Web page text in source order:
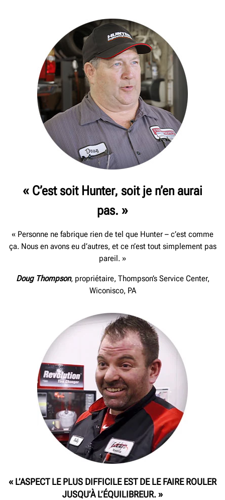
« C’est soit Hunter, soit je n’en aurai
pas. »
« Personne ne fabrique rien de tel que Hunter – c’est comme
ça. Nous en avons eu d’autres, et ce n’est tout simplement pas
pareil. »
Doug Thompson, propriétaire, Thompson’s Service Center,
Wiconisco, PA
« L’ASPECT LE PLUS DIFFICILE EST DE LE FAIRE ROULER
JUSQU’À L’ÉQUILIBREUR. »